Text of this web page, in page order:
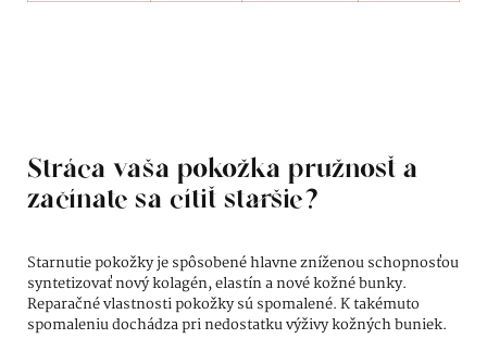
Stráca vaša pokožka pružnosť a
začínate sa cítiť staršie?
Starnutie pokožky je spôsobené hlavne zníženou schopnosťou
syntetizovať nový kolagén, elastín a nové kožné bunky.
Reparačné vlastnosti pokožky sú spomalené. K takémuto
spomaleniu dochádza pri nedostatku výživy kožných buniek.